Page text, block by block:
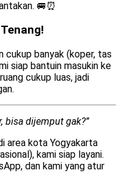
🚐⏰
cukup banyak (koper, tas
siap bantuin masukin ke
cukup luas, jadi
bisa dijemput gak?”
area kota Yogyakarta
kami siap layani.
dan kami yang atur